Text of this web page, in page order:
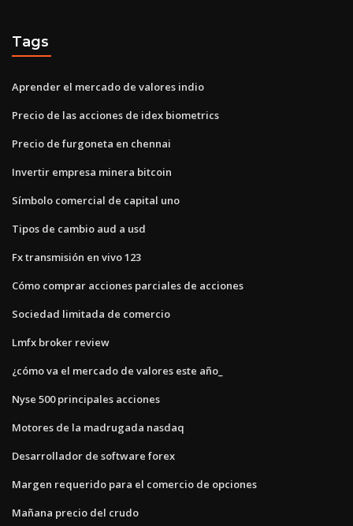
Tags
Aprender el mercado de valores indio
Precio de las acciones de idex biometrics
Precio de furgoneta en chennai
Invertir empresa minera bitcoin
Símbolo comercial de capital uno
Tipos de cambio aud a usd
Fx transmisión en vivo 123
Cómo comprar acciones parciales de acciones
Sociedad limitada de comercio
Lmfx broker review
¿cómo va el mercado de valores este año_
Nyse 500 principales acciones
Motores de la madrugada nasdaq
Desarrollador de software forex
Margen requerido para el comercio de opciones
Mañana precio del crudo